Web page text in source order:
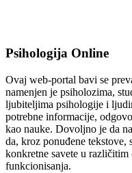
Psihologija Online
Ovaj web-portal bavi se
namenjen je psiholozima,
ljubiteljima psihologije i
potrebne informacije,
kao nauke. Dovoljno je da
da, kroz ponuđene tekstove,
konkretne savete u
funkcionisanja.